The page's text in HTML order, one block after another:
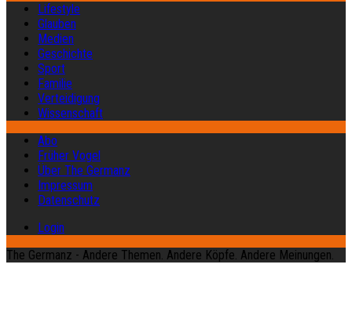
Lifestyle
Glauben
Medien
Geschichte
Sport
Familie
Verteidigung
Wissenschaft
Abo
Früher Vogel
Über The Germanz
Impressum
Datenschutz
Login
The Germanz - Andere Themen. Andere Köpfe. Andere Meinungen.